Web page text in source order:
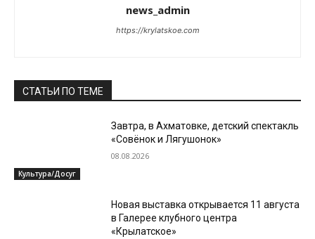
news_admin
https://krylatskoe.com
СТАТЬИ ПО ТЕМЕ
Культура/Досуг
Завтра, в Ахматовке, детский спектакль
«Совёнок и Лягушонок»
08.08.2026
Новая выставка открывается 11 августа
в Галерее клубного центра
«Крылатское»